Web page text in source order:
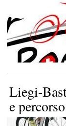
Liegi-
e percorso